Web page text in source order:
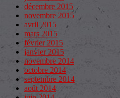
décembre 2015
novembre 2015
avril 2015
mars 2015
février 2015
janvier 2015
novembre 2014
octobre 2014
septembre 2014
août 2014